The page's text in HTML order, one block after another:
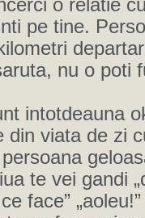
o relatie
pe tine.
nu o poti
intotdeauna
din viata de zi
te vei gandi
face”